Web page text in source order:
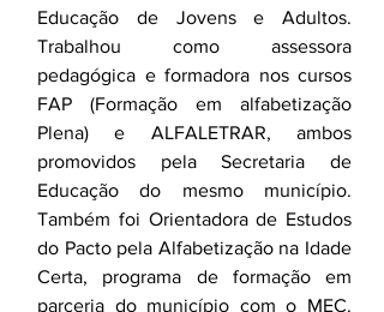
Educação de Jovens e Adultos.
Trabalhou como assessora
pedagógica e formadora nos cursos
FAP (Formação em alfabetização
Plena) e ALFALETRAR, ambos
promovidos pela Secretaria de
Educação do mesmo município.
Também foi Orientadora de Estudos
do Pacto pela Alfabetização na Idade
Certa, programa de formação em
parceria do município com o MEC.